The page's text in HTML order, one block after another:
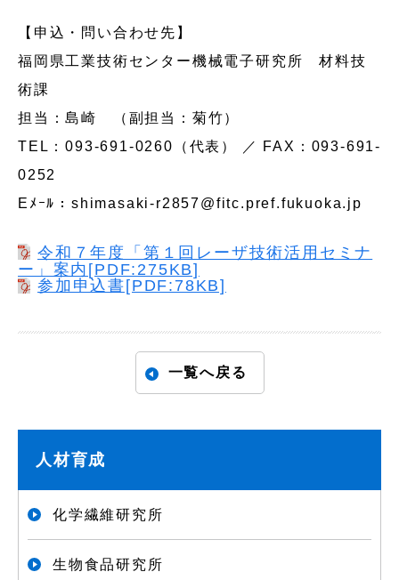
【申込・問い合わせ先】
福岡県工業技術センター機械電子研究所 材料技
術課
担当：島崎 （副担当：菊竹）
TEL：093-691-0260（代表） ／ FAX：093-691-
0252
Eﾒｰﾙ：shimasaki-r2857@fitc.pref.fukuoka.jp
令和７年度「第１回レーザ技術活用セミナ
ー」案内[PDF:275KB]
参加申込書[PDF:78KB]
一覧へ戻る
人材育成
化学繊維研究所
生物食品研究所